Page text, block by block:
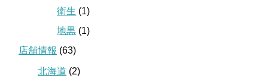
衛生 (1)
地黒 (1)
店舗情報 (63)
北海道 (2)